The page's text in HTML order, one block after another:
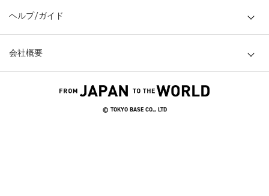
ヘルプ/ガイド
会社概要
© TOKYO BASE CO., LTD